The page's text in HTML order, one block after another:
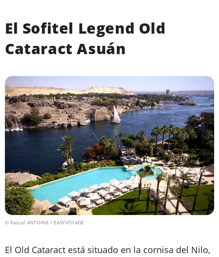
El Sofitel Legend Old
Cataract Asuán
© Pascal ANTOINE / EASYVOYAGE
El Old Cataract está situado en la cornisa del Nilo,